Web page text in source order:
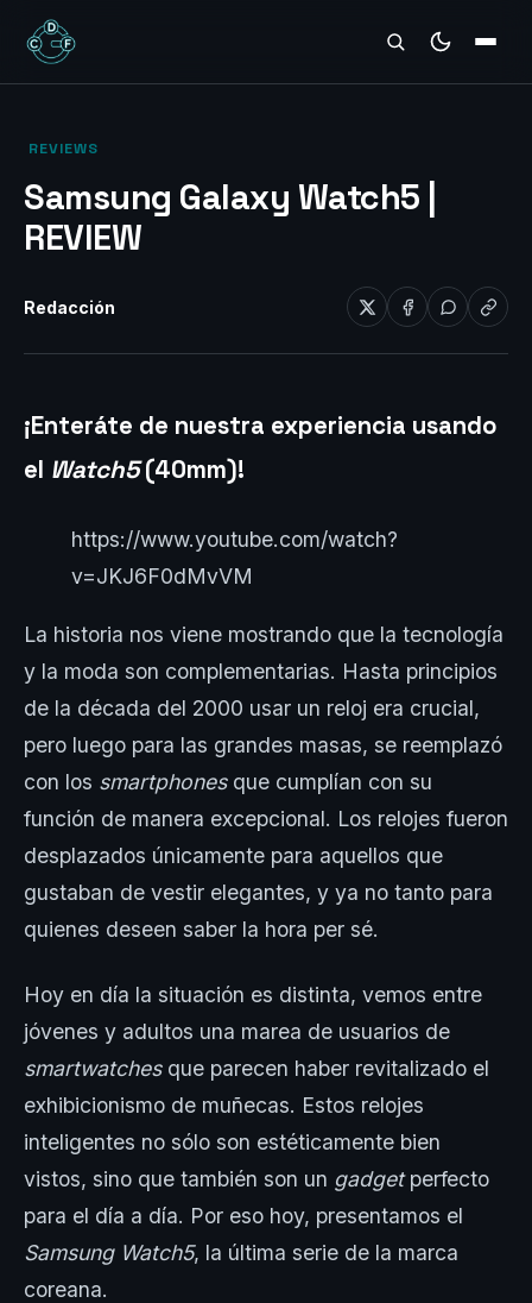
REVIEWS
‎ REVIEWS‎
Samsung Galaxy Watch5 |
REVIEW
Redacción
¡Enteráte de nuestra experiencia usando
el Watch5(40mm)!
https://www.youtube.com/watch?
v=JKJ6F0dMvVM
La historia nos viene mostrando que la tecnología
y la moda son complementarias. Hasta principios
de la década del 2000 usar un reloj era crucial,
pero luego para las grandes masas, se reemplazó
con los smartphones que cumplían con su
función de manera excepcional. Los relojes fueron
desplazados únicamente para aquellos que
gustaban de vestir elegantes, y ya no tanto para
quienes deseen saber la hora per sé.
Hoy en día la situación es distinta, vemos entre
jóvenes y adultos una marea de usuarios de
smartwatches que parecen haber revitalizado el
exhibicionismo de muñecas. Estos relojes
inteligentes no sólo son estéticamente bien
vistos, sino que también son un gadgetperfecto
para el día a día. Por eso hoy, presentamos el
Samsung Watch5, la última serie de la marca
coreana.